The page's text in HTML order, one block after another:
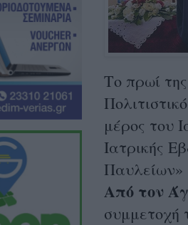
Το πρωί
μέρος του
Ιατρικής
Από τον
συμμετοχή